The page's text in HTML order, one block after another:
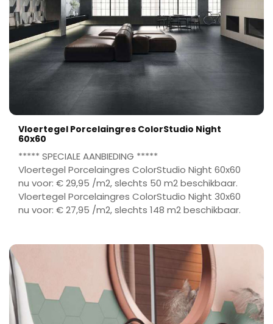
Vloertegel Porcelaingres ColorStudio Night
60x60
***** SPECIALE AANBIEDING *****
Vloertegel Porcelaingres ColorStudio Night 60x60
nu voor: € 29,95 /m2, slechts 50 m2 beschikbaar.
Vloertegel Porcelaingres ColorStudio Night 30x60
nu voor: € 27,95 /m2, slechts 148 m2 beschikbaar.